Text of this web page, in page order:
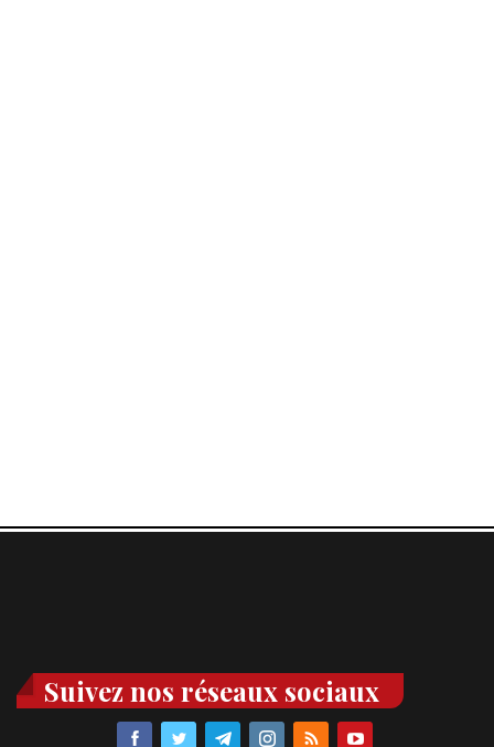
Suivez nos réseaux sociaux